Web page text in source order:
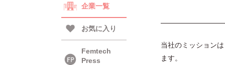
企業一覧
お気に入り
Femtech
Press
当社のミッション
ます。